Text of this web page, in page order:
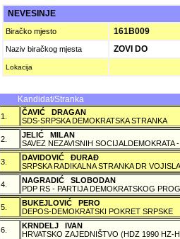
NEVESINJE
Biračko mjesto 161B009
Naziv biračkog mjesta ZOVI DO
Lokacija
Kandidat/Stranka
1.
ČAVIĆ DRAGAN
SDS-SRPSKA DEMOKRATSKA STRANKA
2.
JELIĆ MILAN
SAVEZ NEZAVISNIH SOCIJALDEMOKRATA
3.
DAVIDOVIĆ ÐURAÐ
SRPSKA RADIKALNA STRANKA DR
4.
NAGRADIĆ SLOBODAN
PDP RS - PARTIJA DEMOKRATSKOG
5.
BUKEJLOVIĆ PERO
DEPOS-DEMOKRATSKI POKRET SRPSKE
6.
KRNDELJ IVAN
HRVATSKO ZAJEDNIŠTVO (HDZ 1990 HZ-